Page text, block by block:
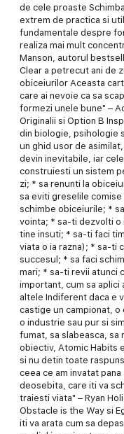
de cele proaste
extrem de practica si
fundamentale despre
realiza mai mult
Manson, autorul
Clear a petrecut ani de
obiceiurilor Aceasta
care ai nevoie ca sa
formezi unele bune" –
Originalii si Option B
din biologie, psihologie
un ghid usor de
devin inevitabile, iar
construiesti un sistem
zi; * sa renunti la
sa eviti greselile
schimbe obiceiurile; *
vointa; * sa-ti dezvolti o
tine insuti; * sa-ti faci
viata o ia razna); * sa-ti
succesul; * sa faci
mari; * sa-ti revii atunci
important, cum sa aplici
altele Indiferent daca e
castige un campionat, o
o industrie sau pur si
fumat, sa slabeasca, sa
obiectiv, Atomic Habits
si nu detin toate
ceea ce am invatat pana
deosebita, care iti va
traiesti viata" – Ryan
Obstacle is the Way si
iti va arata cum sa